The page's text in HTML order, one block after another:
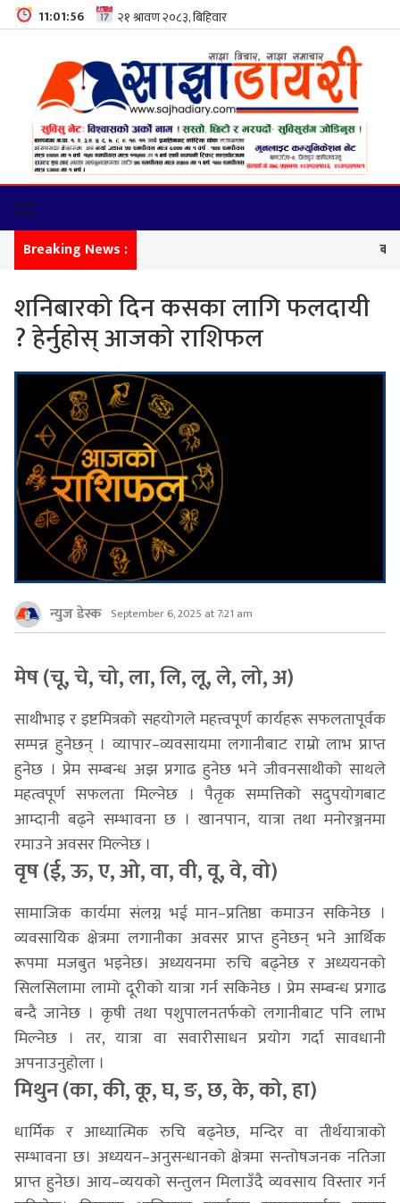
11:01:57
Breaking News :
शनिबारको दिन कसका लागि फलदायी
? हेर्नुहोस् आजको राशिफल
न्युज डेस्क September 6, 2025 at 7:21 am
मेष (चू, चे, चो, ला, लि, लू, ले, लो, अ)
साथीभाइ र इष्टमित्रको सहयोगले महत्त्वपूर्ण कार्यहरू सफलतापूर्वक
सम्पन्न हुनेछन् । व्यापार–व्यवसायमा लगानीबाट राम्रो लाभ प्राप्त
हुनेछ । प्रेम सम्बन्ध अझ प्रगाढ हुनेछ भने जीवनसाथीको साथले
महत्वपूर्ण सफलता मिल्नेछ । पैतृक सम्पत्तिको सदुपयोगबाट
आम्दानी बढ्ने सम्भावना छ । खानपान, यात्रा तथा मनोरञ्जनमा
रमाउने अवसर मिल्नेछ ।
वृष (ई, ऊ, ए, ओ, वा, वी, वू, वे, वो)
सामाजिक कार्यमा संलग्न भई मान–प्रतिष्ठा कमाउन सकिनेछ ।
व्यवसायिक क्षेत्रमा लगानीका अवसर प्राप्त हुनेछन् भने आर्थिक
रूपमा मजबुत भइनेछ। अध्ययनमा रुचि बढ्नेछ र अध्ययनको
सिलसिलामा लामो दूरीको यात्रा गर्न सकिनेछ । प्रेम सम्बन्ध प्रगाढ
बन्दै जानेछ । कृषी तथा पशुपालनतर्फको लगानीबाट पनि लाभ
मिल्नेछ । तर, यात्रा वा सवारीसाधन प्रयोग गर्दा सावधानी
अपनाउनुहोला ।
मिथुन (का, की, कू, घ, ङ, छ, के, को, हा)
धार्मिक र आध्यात्मिक रुचि बढ्नेछ, मन्दिर वा तीर्थयात्राको
सम्भावना छ। अध्ययन–अनुसन्धानको क्षेत्रमा सन्तोषजनक नतिजा
प्राप्त हुनेछ। आय–व्ययको सन्तुलन मिलाउँदै व्यवसाय विस्तार गर्न